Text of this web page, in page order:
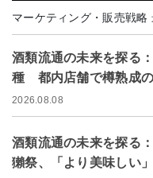
マーケティング・販売戦略
酒類流通の未来を探る
種 都内店舗で樽熟成
2026.08.08
酒類流通の未来を探る
獺祭、「より美味しい